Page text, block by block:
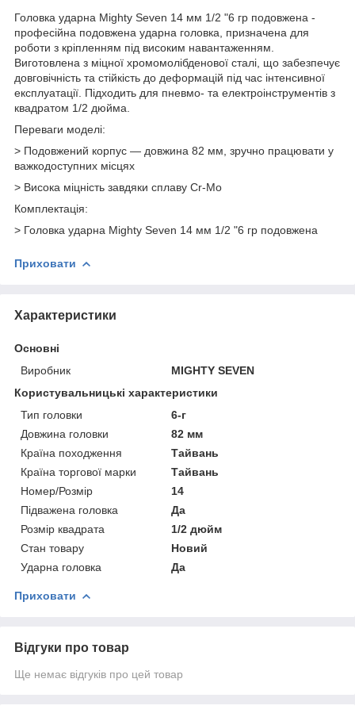
Головка ударна Mighty Seven 14 мм 1/2 "6 гр подовжена -
професійна подовжена ударна головка, призначена для
роботи з кріпленням під високим навантаженням.
Виготовлена з міцної хромомолібденової сталі, що забезпечує
довговічність та стійкість до деформацій під час інтенсивної
експлуатації. Підходить для пневмо- та електроінструментів з
квадратом 1/2 дюйма.
Переваги моделі:
> Подовжений корпус — довжина 82 мм, зручно працювати у
важкодоступних місцях
> Висока міцність завдяки сплаву Cr-Mo
Комплектація:
> Головка ударна Mighty Seven 14 мм 1/2 "6 гр подовжена
Приховати
Характеристики
Основні
Виробник
MIGHTY SEVEN
Користувальницькі характеристики
Тип головки
6-г
Довжина головки
82 мм
Країна походження
Тайвань
Країна торгової марки
Тайвань
Номер/Розмір
14
Підважена головка
Да
Розмір квадрата
1/2 дюйм
Стан товару
Новий
Ударна головка
Да
Приховати
Відгуки про товар
Ще немає відгуків про цей товар